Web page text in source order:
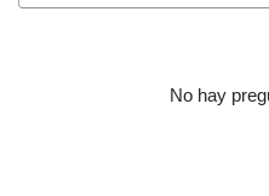
No hay